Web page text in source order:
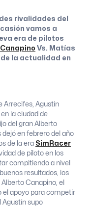
rivalidades del
vamos a
era de pilotos
Canapino Vs. Matías
de la actualidad en
Arrecifes, Agustín
la ciudad de
del gran Alberto
en febrero del año
de la era SimRacer
de piloto en los
compitiendo a nivel
resultados, los
Canapino, el
el apoyo para competir
Agustín supo